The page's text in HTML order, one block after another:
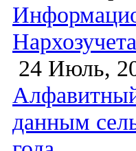
24 Июль,
данным